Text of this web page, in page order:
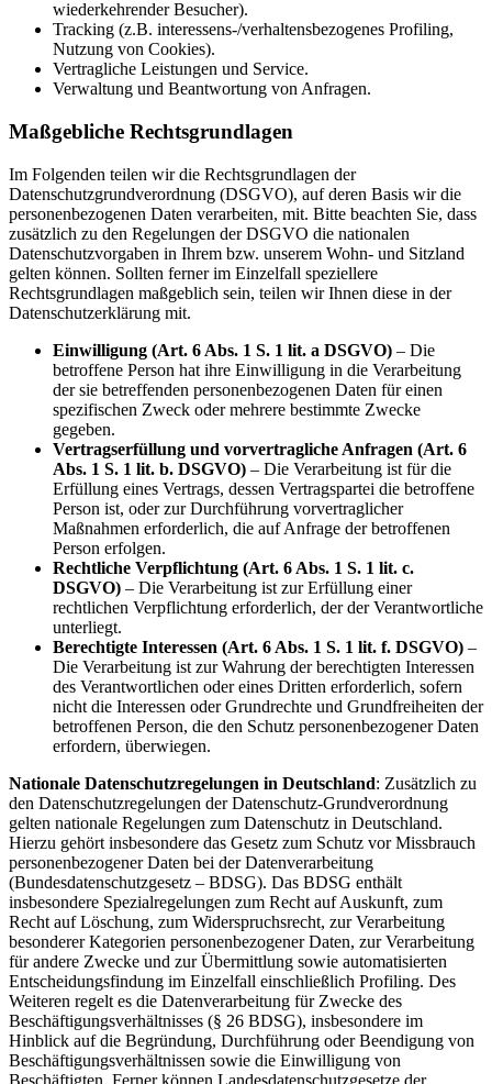
wiederkehrender Besucher).
Tracking (z.B. interessens-/verhaltensbezogenes Profiling,
Nutzung von Cookies).
Vertragliche Leistungen und Service.
Verwaltung und Beantwortung von Anfragen.
Maßgebliche Rechtsgrundlagen
Im Folgenden teilen wir die Rechtsgrundlagen der
Datenschutzgrundverordnung (DSGVO), auf deren Basis wir die
personenbezogenen Daten verarbeiten, mit. Bitte beachten Sie, dass
zusätzlich zu den Regelungen der DSGVO die nationalen
Datenschutzvorgaben in Ihrem bzw. unserem Wohn- und Sitzland
gelten können. Sollten ferner im Einzelfall speziellere
Rechtsgrundlagen maßgeblich sein, teilen wir Ihnen diese in der
Datenschutzerklärung mit.
Einwilligung (Art. 6 Abs. 1 S. 1 lit. a DSGVO) – Die
betroffene Person hat ihre Einwilligung in die Verarbeitung
der sie betreffenden personenbezogenen Daten für einen
spezifischen Zweck oder mehrere bestimmte Zwecke
gegeben.
Vertragserfüllung und vorvertragliche Anfragen (Art. 6
Abs. 1 S. 1 lit. b. DSGVO) – Die Verarbeitung ist für die
Erfüllung eines Vertrags, dessen Vertragspartei die betroffene
Person ist, oder zur Durchführung vorvertraglicher
Maßnahmen erforderlich, die auf Anfrage der betroffenen
Person erfolgen.
Rechtliche Verpflichtung (Art. 6 Abs. 1 S. 1 lit. c.
DSGVO) – Die Verarbeitung ist zur Erfüllung einer
rechtlichen Verpflichtung erforderlich, der der Verantwortliche
unterliegt.
Berechtigte Interessen (Art. 6 Abs. 1 S. 1 lit. f. DSGVO) –
Die Verarbeitung ist zur Wahrung der berechtigten Interessen
des Verantwortlichen oder eines Dritten erforderlich, sofern
nicht die Interessen oder Grundrechte und Grundfreiheiten der
betroffenen Person, die den Schutz personenbezogener Daten
erfordern, überwiegen.
Nationale Datenschutzregelungen in Deutschland: Zusätzlich zu
den Datenschutzregelungen der Datenschutz-Grundverordnung
gelten nationale Regelungen zum Datenschutz in Deutschland.
Hierzu gehört insbesondere das Gesetz zum Schutz vor Missbrauch
personenbezogener Daten bei der Datenverarbeitung
(Bundesdatenschutzgesetz – BDSG). Das BDSG enthält
insbesondere Spezialregelungen zum Recht auf Auskunft, zum
Recht auf Löschung, zum Widerspruchsrecht, zur Verarbeitung
besonderer Kategorien personenbezogener Daten, zur Verarbeitung
für andere Zwecke und zur Übermittlung sowie automatisierten
Entscheidungsfindung im Einzelfall einschließlich Profiling. Des
Weiteren regelt es die Datenverarbeitung für Zwecke des
Beschäftigungsverhältnisses (§ 26 BDSG), insbesondere im
Hinblick auf die Begründung, Durchführung oder Beendigung von
Beschäftigungsverhältnissen sowie die Einwilligung von
Beschäftigten. Ferner können Landesdatenschutzgesetze der